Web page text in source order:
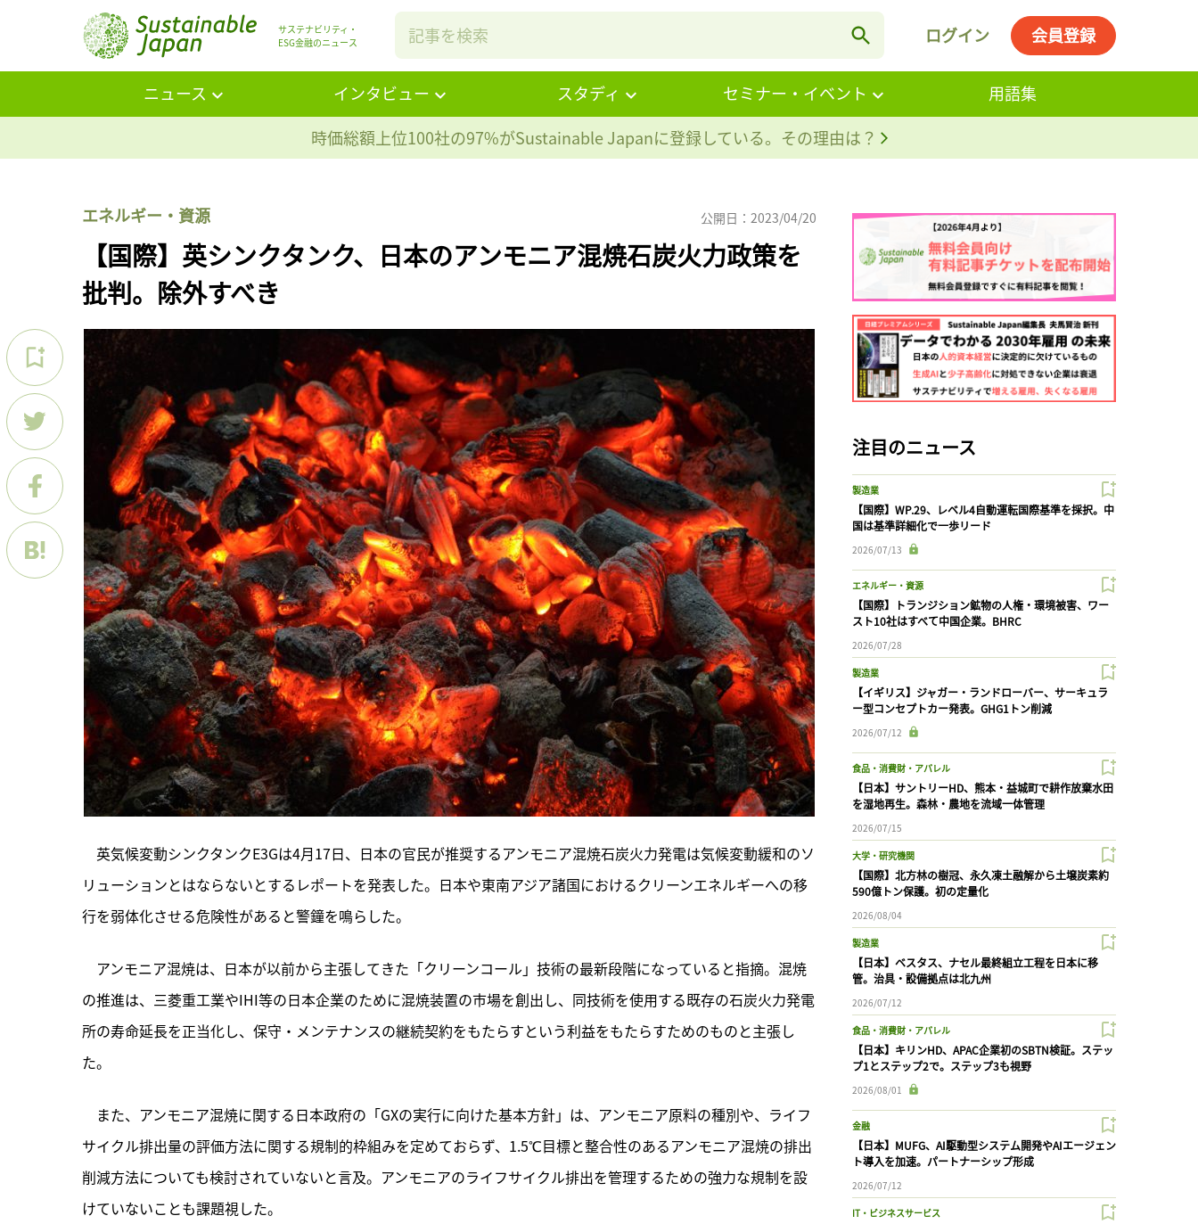
サステナビリティ・
ESG金融のニュース
ログイン 会員登録
ニュース インタビュー スタディ セミナー・イベント
用語集
時価総額上位100社の97%がSustainable Japanに登録している。その理由は？
エネルギー・資源 公開日：2023/04/20
【国際】英シンクタンク、日本のアンモニア混焼石炭火力政策を
批判。除外すべき
英気候変動シンクタンクE3Gは4月17日、日本の官民が推奨するアンモニア混焼石炭火力発電は気候変動緩和のソ
リューションとはならないとするレポートを発表した。日本や東南アジア諸国におけるクリーンエネルギーへの移
行を弱体化させる危険性があると警鐘を鳴らした。
アンモニア混焼は、 日本が以前から主張してきた「クリーンコール」技術の最新段階になっていると指摘。混焼
の推進は、三菱重工業やIHI等の日本企業のために混焼装置の市場を創出し、同技術を使用する既存の石炭火力発電
所の寿命延長を正当化し、保守・メンテナンスの継続契約をもたらすという利益をもたらすためのものと主張し
た。
また、アンモニア混焼に関する日本政府の「GXの実行に向けた基本方針」は、アンモニア原料の種別や、ライフ
サイクル排出量の評価方法に関する規制的枠組みを定めておらず、1.5℃目標と整合性のあるアンモニア混焼の排出
削減方法についても検討されていないと言及。アンモニアのライフサイクル排出を管理するための強力な規制を設
けていないことも課題視した。
注目のニュース
製造業
【国際】WP.29、レベル4自動運転国際基準を採択。中
国は基準詳細化で一歩リード
2026/07/13
エネルギー・資源
【国際】トランジション鉱物の人権・環境被害、ワー
スト10社はすべて中国企業。BHRC
2026/07/28
製造業
【イギリス】ジャガー・ランドローバー、サーキュラ
ー型コンセプトカー発表。GHG1トン削減
2026/07/12
食品・消費財・アパレル
【日本】サントリーHD、熊本・益城町で耕作放棄水田
を湿地再生。森林・農地を流域一体管理
2026/07/15
大学・研究機関
【国際】北方林の樹冠、永久凍土融解から土壌炭素約
590億トン保護。初の定量化
2026/08/04
製造業
【日本】ベスタス、ナセル最終組立工程を日本に移
管。治具・設備拠点は北九州
2026/07/12
食品・消費財・アパレル
【日本】キリンHD、APAC企業初のSBTN検証。ステッ
プ1とステップ2で。ステップ3も視野
2026/08/01
金融
【日本】MUFG、AI駆動型システム開発やAIエージェン
ト導入を加速。パートナーシップ形成
2026/07/12
IT・ビジネスサービス